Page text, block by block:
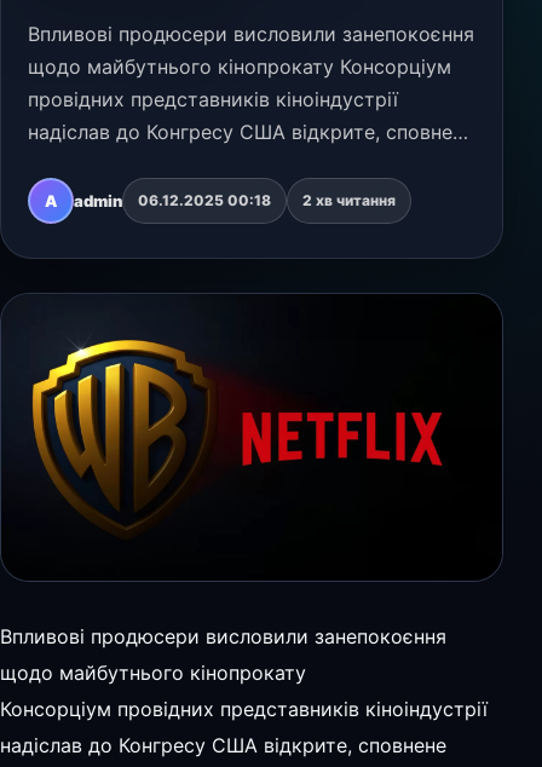
Впливові продюсери висловили занепокоєння
щодо майбутнього кінопрокату Консорціум
провідних представників кіноіндустрії
надіслав до Конгресу США відкрите, сповнене
потенційний економічний та інституційний
колапс у Голлівуді…
A admin 06.12.2025 00:18 2 хв читання
Впливові продюсери висловили занепокоєння
щодо майбутнього кінопрокату
Консорціум провідних представників кіноіндустрії
надіслав до Конгресу США відкрите, сповнене